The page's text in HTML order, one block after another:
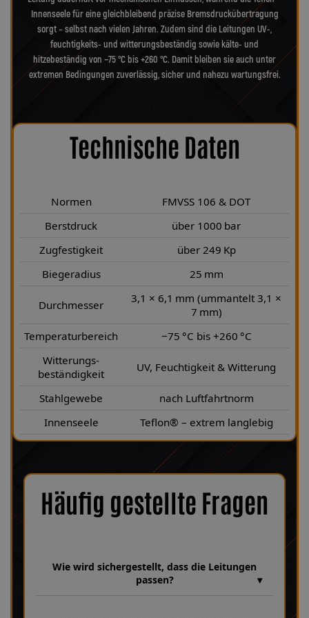
Innenseele für eine gleichbleibend präzise Bremsdruckübertragung
sorgt – selbst nach vielen Jahren. Zudem sind die Leitungen UV-,
feuchtigkeits- und witterungsbeständig sowie kälte- und
hitzebeständig von −75 °C bis +260 °C. Damit bleiben sie auch unter
extremen Bedingungen zuverlässig, sicher und nahezu wartungsfrei.
Technische Daten
Normen
FMVSS 106 & DOT
Berstdruck
über 1000 bar
Zugfestigkeit
über 249 Kp
Biegeradius
25 mm
Durchmesser
3,1 × 6,1 mm (ummantelt 3,1 ×
7 mm)
Temperaturbereich
−75 °C bis +260 °C
Witterungs-
beständigkeit
UV, Feuchtigkeit & Witterung
Stahlgewebe
nach Luftfahrtnorm
Innenseele
Teflon® – extrem langlebig
Häufig gestellte Fragen
Wie wird sichergestellt, dass die Leitungen
passen?